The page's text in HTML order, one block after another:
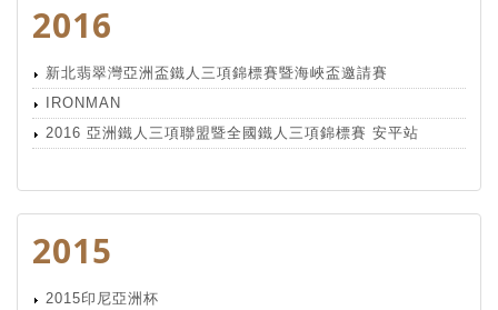
2016
新北翡翠灣亞洲盃鐵人三項錦標賽暨海峽盃邀請賽
IRONMAN
2016 亞洲鐵人三項聯盟暨全國鐵人三項錦標賽 安平站
2015
2015印尼亞洲杯